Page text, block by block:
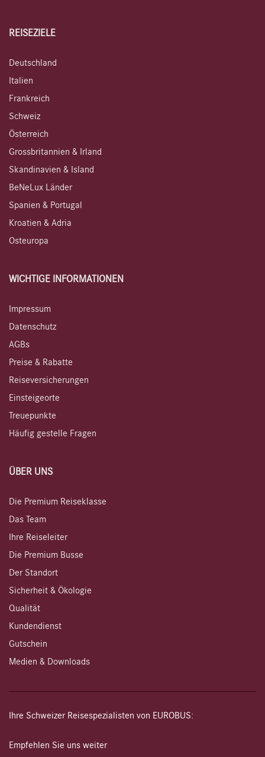
REISEZIELE
Deutschland
Italien
Frankreich
Schweiz
Österreich
Grossbritannien & Irland
Skandinavien & Island
BeNeLux Länder
Spanien & Portugal
Kroatien & Adria
Osteuropa
WICHTIGE INFORMATIONEN
Impressum
Datenschutz
AGBs
Preise & Rabatte
Reiseversicherungen
Einsteigeorte
Treuepunkte
Häufig gestelle Fragen
ÜBER UNS
Die Premium Reiseklasse
Das Team
Ihre Reiseleiter
Die Premium Busse
Der Standort
Sicherheit & Ökologie
Qualität
Kundendienst
Gutschein
Medien & Downloads
Ihre Schweizer Reisespezialisten von EUROBUS:
Empfehlen Sie uns weiter